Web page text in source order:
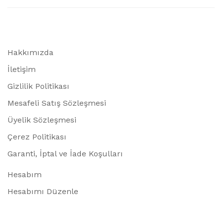
Hakkımızda
İletişim
Gizlilik Politikası
Mesafeli Satış Sözleşmesi
Üyelik Sözleşmesi
Çerez Politikası
Garanti, İptal ve İade Koşulları
Hesabım
Hesabımı Düzenle